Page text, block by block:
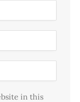
in this